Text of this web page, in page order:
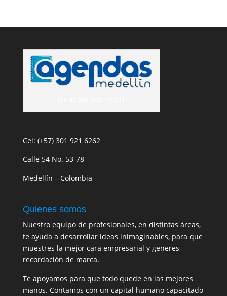
Cel: (+57) 301 921 6262
Calle 54 No. 53-78
Medellín – Colombia
Quienes somos
Nuestro equipo de profesionales, en distintas áreas,
te ayuda a desarrollar ideas inimaginables, para que
muestres la mejor cara empresarial y generes
recordación de marca.
Te apoyamos para que todo quede en las mejores
manos. Contamos con un capital humano capacitado